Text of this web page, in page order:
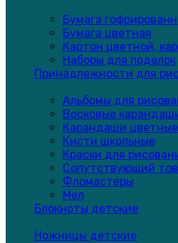
Бумага
Бумага цветная
Картон цветной,
Наборы для поделок
Принадлежности для
Альбомы для
Восковые
Карандаши
Кисти школьные
Краски для
Сопутствующий
Фломастеры
Мел
Блокноты детские
Ножницы детские